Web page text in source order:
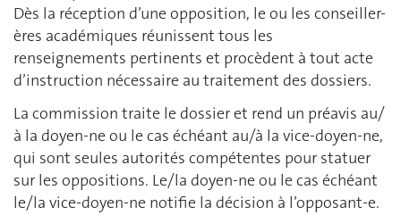
Dès la réception d’une opposition, le ou les conseiller-
ères académiques réunissent tous les
renseignements pertinents et procèdent à tout acte
d’instruction nécessaire au traitement des dossiers.
La commission traite le dossier et rend un préavis au/
à la doyen-ne ou le cas échéant au/à la vice-doyen-ne,
qui sont seules autorités compétentes pour statuer
sur les oppositions. Le/la doyen-ne ou le cas échéant
le/la vice-doyen-ne notifie la décision à l’opposant-e.